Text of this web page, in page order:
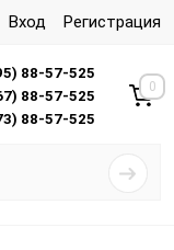
Вход Регистрация
88-57-525
88-57-525
88-57-525
0